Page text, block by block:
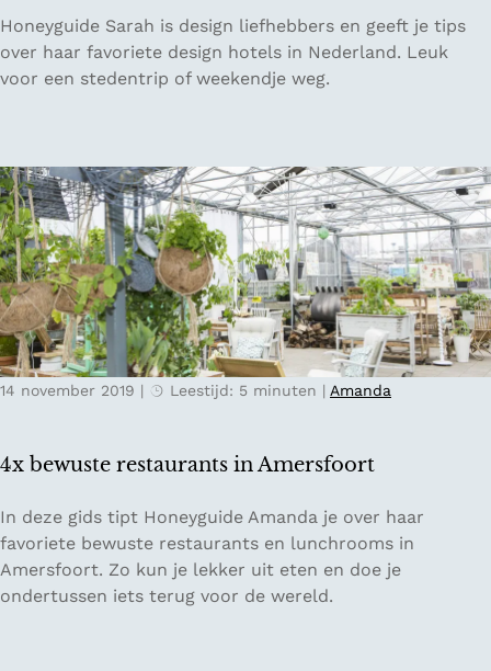
p
d
e
r
e
c
h
t
s
e
H
e
u
e
r
u
g
1
1
x
z
o
n
d
e
r
e
d
e
g
h
o
t
e
Honeyguide Sarah is design liefhebbers en geeft je tips
over haar favoriete design hotels in Nederland. Leuk
voor een stedentrip of weekendje weg.
4x bewuste restaurants in Amersfoort
14 november 2019 | Leestijd: 5 minuten | Amanda
4
x
b
e
In deze gids tipt Honeyguide Amanda je over haar
favoriete bewuste restaurants en lunchrooms in
Amersfoort. Zo kun je lekker uit eten en doe je
ondertussen iets terug voor de wereld.